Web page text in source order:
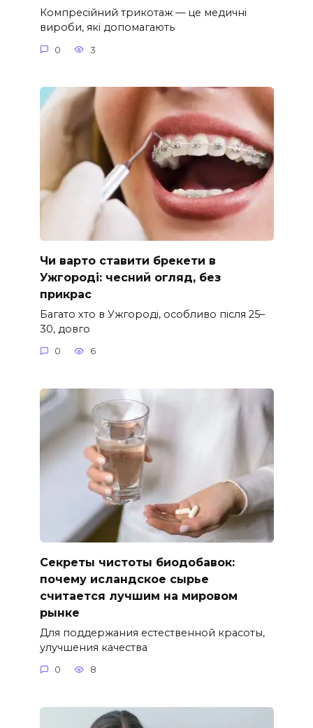
Компресійний трикотаж — це медичні
вироби, які допомагають
0 3
Чи варто ставити брекети в
Ужгороді: чесний огляд, без
прикрас
Багато хто в Ужгороді, особливо після 25–
30, довго
0 6
Секреты чистоты биодобавок:
почему исландское сырье
считается лучшим на мировом
рынке
Для поддержания естественной красоты,
улучшения качества
0 8